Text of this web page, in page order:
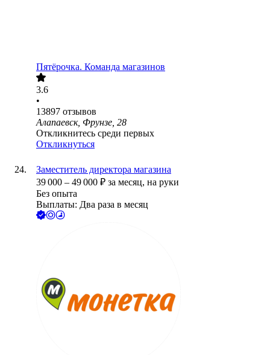
Пятёрочка. Команда магазинов
3.6
•
13897 отзывов
Алапаевск, Фрунзе, 28
Откликнитесь среди первых
Откликнуться
Заместитель директора магазина
39 000 – 49 000 ₽ за месяц, на руки
Без опыта
Выплаты: Два раза в месяц